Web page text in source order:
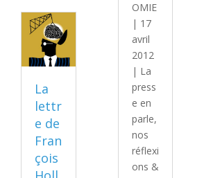
La
lettr
e de
Fran
çois
OMIE
| 17
avril
2012
| La
press
e en
parle,
nos
réflexi
ons &